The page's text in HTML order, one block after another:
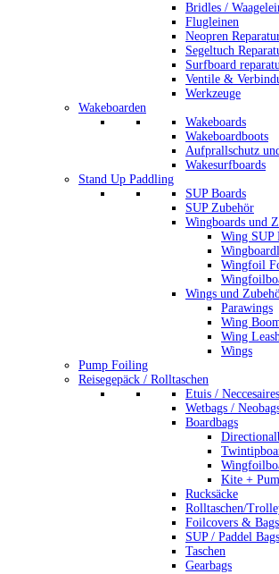
Bridles /
Flugleinen
Neopren
Segeltuch
Surfboard
Ventile &
Werkzeuge
Wakeboarden
Wakeboards
Wakeboardboots
Aufprallschutz
Wakesurfboards
Stand Up Paddling
SUP Boards
SUP Zubehör
Wingboards und
Wing SUP
Wingfoil
Wings und
Parawings
Wing
Wing
Wings
Pump Foiling
Reisegepäck / Rolltaschen
Etuis / Neccesaires
Wetbags /
Boardbags
Kite +
Rucksäcke
Rolltaschen/
Foilcovers & Bags
SUP / Paddel Bags
Taschen
Gearbags